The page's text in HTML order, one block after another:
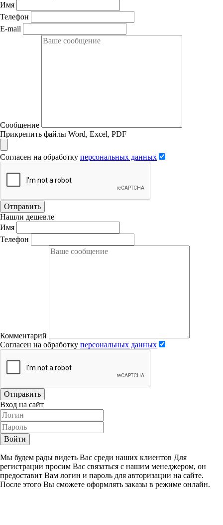
Имя
Телефон
E-mail
Сообщение
Прикрепить файлы Word, Excel, PDF
Согласен на обработку персональных данных
Отправить
Нашли дешевле
Имя
Телефон
Комментарий
Согласен на обработку персональных данных
Отправить
Вход на сайт
Войти
Мы будем рады видеть Вас среди наших клиентов Для
регистрации просим Вас связаться с нашим менеджером, он
предоставит Вам логин и пароль для авторизации на сайте.
После этого Вы сможете оформлять заказы в режиме онлайн.